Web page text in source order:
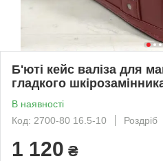
Б'юті кейс валіза для
гладкого
В наявності
Код: 2700-80 16.5-10
Роздріб
1 120 ₴